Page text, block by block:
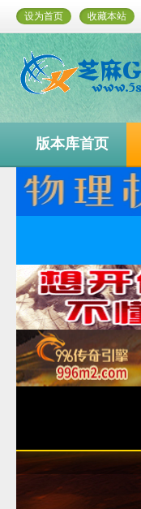
设为首页 收藏本站
版本库首页